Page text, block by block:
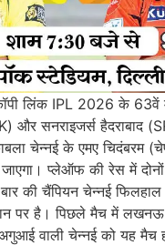
लिंक IPL 2026 के
और सनराइजर्स हैदराबाद
चेन्नई के एमए चिदंबरम
प्लेऑफ की रेस में दोनों
की चैंपियन चेन्नई
पर है। पिछले मैच में
वाली चेन्नई को यह मैच